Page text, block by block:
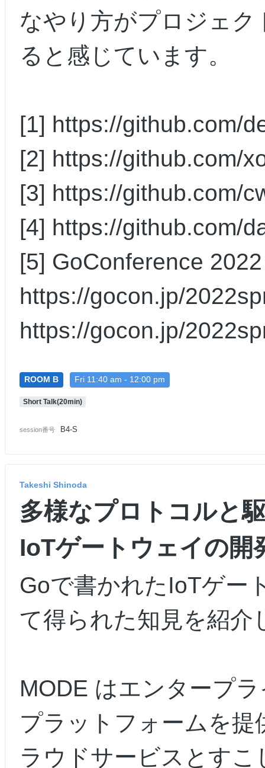
なやり方がプロジェ
ると感じています。
[1] https://github.com/
[2] https://github.com/
[3] https://github.com/
[4] https://github.com/
[5] GoConference
https://gocon.jp/
https://gocon.jp/
ROOM B Fri 11:40 am - 12:00 pm
Short Talk(20min)
session番号 B4-S
Takeshi Shinoda
多様なプロトコルと
IoTゲートウェイの開
Goで書かれたIoTゲー
て得られた知見を紹介
MODE はエンタープ
プラットフォームを
ラウドサービスとす